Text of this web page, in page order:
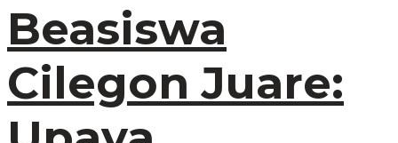
Beasiswa
Cilegon Juare: